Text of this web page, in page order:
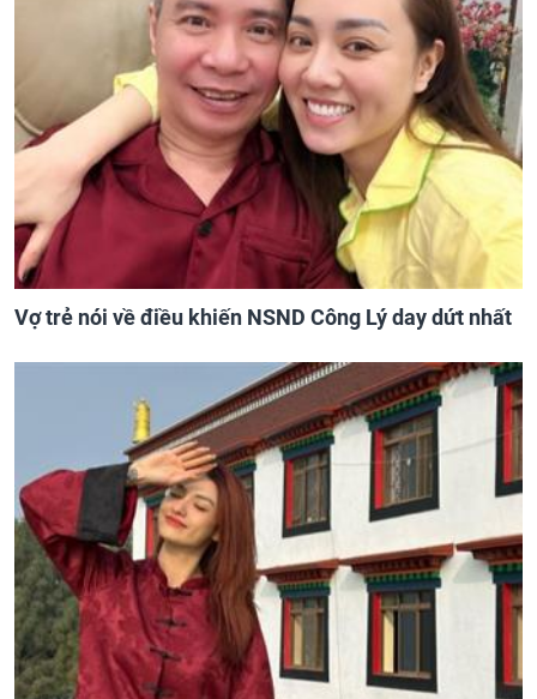
Vợ trẻ nói về điều khiến NSND Công Lý day dứt nhất